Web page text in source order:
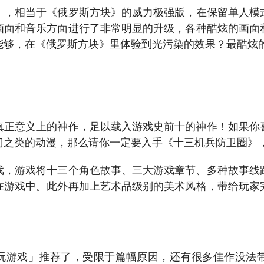
相当于《俄罗斯方块》的威力极强版，在保留单人
和音乐方面进行了非常明显的升级，各种酷炫的画
，在《俄罗斯方块》里体验到光污染的效果？最酷
意义上的神作，足以载入游戏史前十的神作！如果
类的动漫，那么请你一定要入手《十三机兵防卫圈》
游戏将十三个角色故事、三大游戏章节、多种故事
戏中。此外再加上艺术品级别的美术风格，带给玩
游戏」推荐了，受限于篇幅原因，还有很多佳作没法